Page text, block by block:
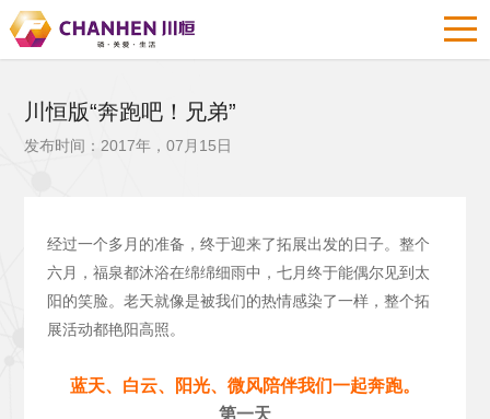
川恒版“奔跑吧！兄弟”
发布时间：2017年，07月15日
经过一个多月的准备，终于迎来了拓展出发的日子。整个
六月，福泉都沐浴在绵绵细雨中，七月终于能偶尔见到太
阳的笑脸。老天就像是被我们的热情感染了一样，整个拓
展活动都艳阳高照。
蓝天、白云、阳光、微风陪伴我们一起奔跑。
第一天